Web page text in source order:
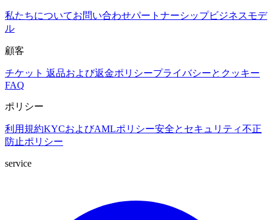
私たちについてお問い合わせパートナーシップビジネスモデ
ル
顧客
チケット 返品および返金ポリシープライバシーとクッキー
FAQ
ポリシー
利用規約KYCおよびAMLポリシー安全とセキュリティ不正
防止ポリシー
service